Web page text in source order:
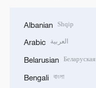
Albanian Shqip
Arabic العربية
Belarusian Беларуская
Bengali বাংলা